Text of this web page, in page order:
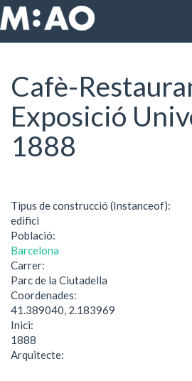
Vés al contingut
Inici Cafè-Restaurant Exposició
Cafè-
Exposició
1888
Tipus de construcció (Instanceof):
edifici
Població:
Barcelona
Carrer:
Parc de la Ciutadella
Coordenades:
41.389040, 2.183969
Inici:
1888
Arquitecte: